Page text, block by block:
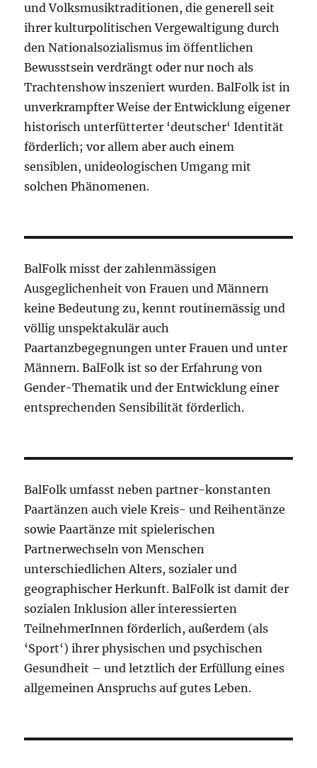
und Volksmusiktraditionen, die generell seit
ihrer kulturpolitischen Vergewaltigung durch
den Nationalsozialismus im öffentlichen
Bewusstsein verdrängt oder nur noch als
Trachtenshow inszeniert wurden. BalFolk ist in
unverkrampfter Weise der Entwicklung eigener
historisch unterfütterter ‘deutscher‘ Identität
förderlich; vor allem aber auch einem
sensiblen, unideologischen Umgang mit
solchen Phänomenen.
BalFolk misst der zahlenmässigen
Ausgeglichenheit von Frauen und Männern
keine Bedeutung zu, kennt routinemässig und
völlig unspektakulär auch
Paartanzbegegnungen unter Frauen und unter
Männern. BalFolk ist so der Erfahrung von
Gender-Thematik und der Entwicklung einer
entsprechenden Sensibilität förderlich.
BalFolk umfasst neben partner-konstanten
Paartänzen auch viele Kreis- und Reihentänze
sowie Paartänze mit spielerischen
Partnerwechseln von Menschen
unterschiedlichen Alters, sozialer und
geographischer Herkunft. BalFolk ist damit der
sozialen Inklusion aller interessierten
TeilnehmerInnen förderlich, außerdem (als
‘Sport‘) ihrer physischen und psychischen
Gesundheit – und letztlich der Erfüllung eines
allgemeinen Anspruchs auf gutes Leben.